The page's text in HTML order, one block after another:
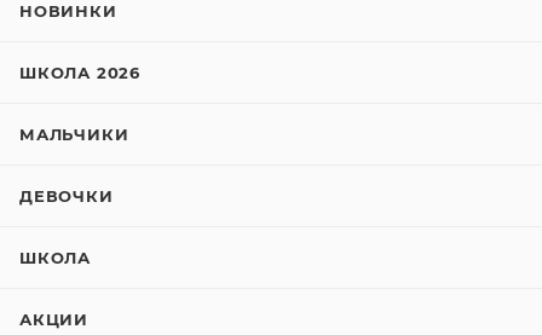
НОВИНКИ
ШКОЛА 2026
МАЛЬЧИКИ
ДЕВОЧКИ
ШКОЛА
АКЦИИ